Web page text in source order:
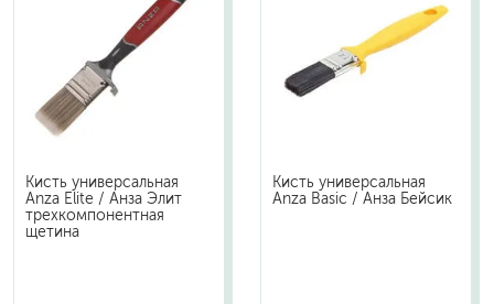
Кисть универсальная
Anza Elite / Анза Элит
трехкомпонентная
щетина
Кисть универсальная
Anza Basic / Анза Бейсик